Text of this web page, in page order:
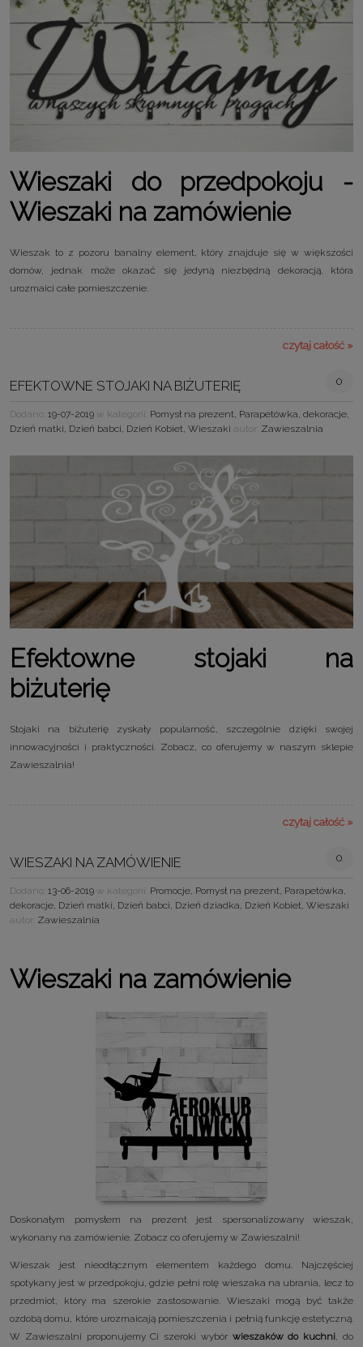
Wieszaki do przedpokoju -
Wieszaki na zamówienie
Wieszak to z pozoru banalny element, który znajduje się w większości
domów, jednak może okazać się jedyną niezbędną dekoracją, która
urozmaici całe pomieszczenie.
czytaj całość »
EFEKTOWNE STOJAKI NA BIŻUTERIĘ 0
Dodano: 19-07-2019 w kategorii: Pomysł na prezent Parapetówka dekoracje
Dzień matki Dzień babci Dzień Kobiet Wieszaki autor: Zawieszalnia
Efektowne stojaki na
biżuterię
Stojaki na biżuterię zyskały popularność, szczególnie dzięki swojej
innowacyjności i praktyczności. Zobacz, co oferujemy w naszym sklepie
Zawieszalnia!
czytaj całość »
WIESZAKI NA ZAMÓWIENIE 0
Dodano: 13-06-2019 w kategorii: Promocje Pomysł na prezent Parapetówka
dekoracje Dzień matki Dzień babci Dzień dziadka Dzień Kobiet Wieszaki
autor: Zawieszalnia
Wieszaki na zamówienie
Doskonałym pomysłem na prezent jest spersonalizowany wieszak,
wykonany na zamówienie. Zobacz co oferujemy w Zawieszalni!
Wieszak jest nieodłącznym elementem każdego domu. Najczęściej
spotykany jest w przedpokoju, gdzie pełni rolę wieszaka na ubrania, lecz to
przedmiot, który ma szerokie zastosowanie. Wieszaki mogą być także
ozdobą domu, które urozmaicają pomieszczenia i pełnią funkcję estetyczną.
W Zawieszalni proponujemy Ci szeroki wybór wieszaków do kuchni , do